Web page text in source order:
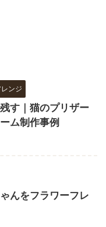
ンジ
す｜猫のプリザー
ム制作事例
んをフラワーフレ